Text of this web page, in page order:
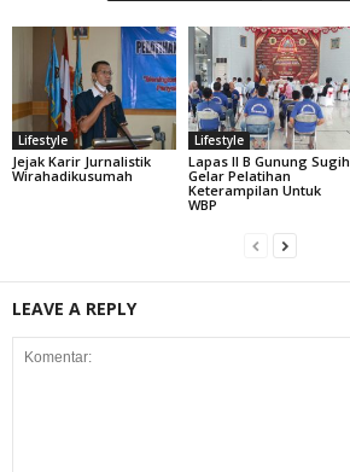
Lifestyle
Jejak Karir Jurnalistik
Wirahadikusumah
Lifestyle
Lapas II B Gunung Sugih
Gelar Pelatihan
Keterampilan Untuk
WBP
LEAVE A REPLY